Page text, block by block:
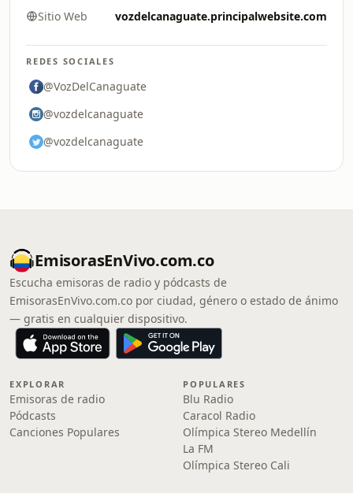
Sitio Web vozdelcanaguate.principalwebsite.com
REDES SOCIALES
@VozDelCanaguate
@vozdelcanaguate
@vozdelcanaguate
EmisorasEnVivo.com.co
Escucha emisoras de radio y pódcasts de
EmisorasEnVivo.com.co por ciudad, género o estado de ánimo
— gratis en cualquier dispositivo.
EXPLORAR
Emisoras de radio
Pódcasts
Canciones Populares
POPULARES
Blu Radio
Caracol Radio
Olímpica Stereo Medellín
La FM
Olímpica Stereo Cali